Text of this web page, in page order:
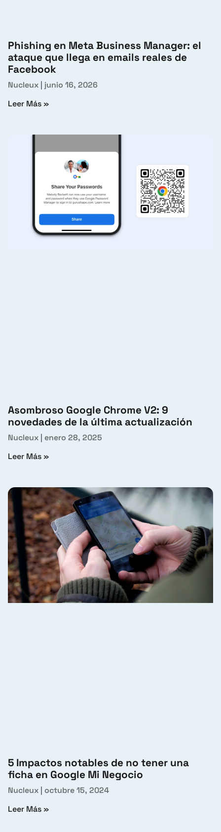
Phishing en Meta Business Manager: el
ataque que llega en emails reales de
Facebook
Nucleux
junio 16, 2026
Leer Más »
Asombroso Google Chrome V2: 9
novedades de la última actualización
Nucleux enero 28, 2025
Leer Más »
5 Impactos notables de no tener una
ficha en Google Mi Negocio
Nucleux octubre 15, 2024
Leer Más »